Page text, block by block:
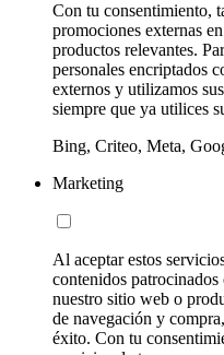
Con tu consentimiento,
promociones externas
productos relevantes.
personales encriptados
externos y utilizamos
siempre que ya utilices
Bing, Criteo, Meta,
Marketing
Al aceptar estos
contenidos patrocinados
nuestro sitio web o
de navegación y
éxito. Con tu